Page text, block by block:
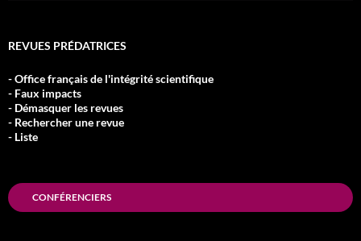
REVUES PRÉDATRICES
- Office français de l'intégrité scientifique
- Faux impacts
- Démasquer les revues
- Rechercher une revue
- Liste
CONFÉRENCIERS